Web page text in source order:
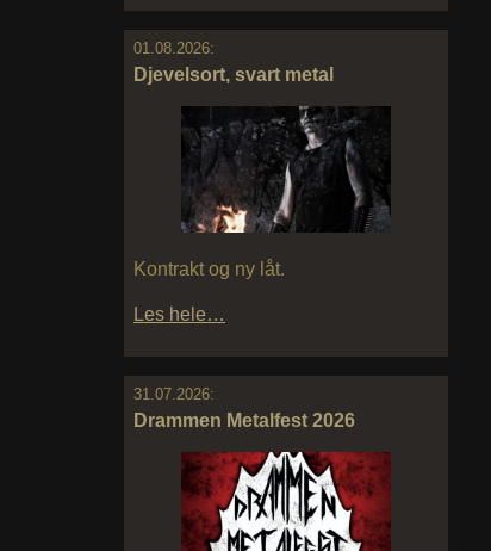
01.08.2026:
Djevelsort, svart metal
Kontrakt og ny låt.
Les hele…
31.07.2026:
Drammen Metalfest 2026